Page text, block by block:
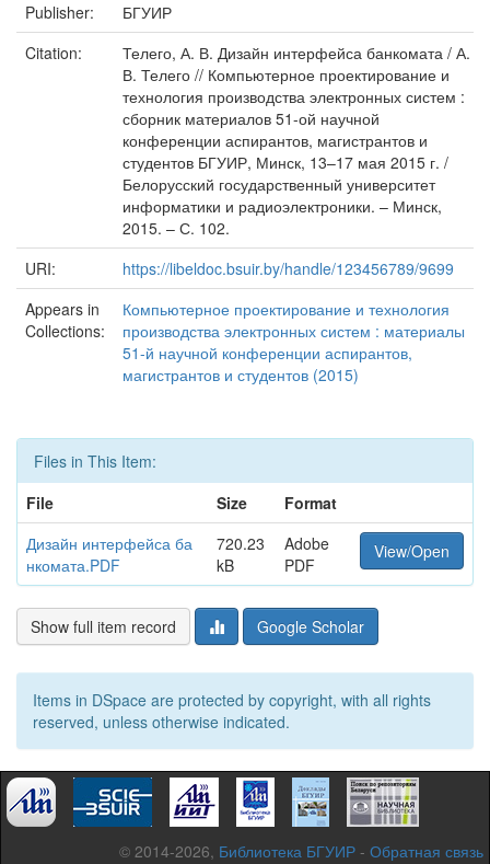
Publisher:
БГУИР
Citation:
Телего, А. В. Дизайн интерфейса банкомата / А.
В. Телего // Компьютерное проектирование и
технология производства электронных систем :
сборник материалов 51-ой научной
конференции аспирантов, магистрантов и
студентов БГУИР, Минск, 13–17 мая 2015 г. /
Белорусский государственный университет
информатики и радиоэлектроники. – Минск,
2015. – С. 102.
URI:
https://libeldoc.bsuir.by/handle/123456789/9699
Appears in
Collections:
Компьютерное проектирование и технология
производства электронных систем : материалы
51-й научной конференции аспирантов,
магистрантов и студентов (2015)
Files in This Item:
File
Size
Format
Дизайн интерфейса ба
нкомата.PDF
720.23
kB
Adobe
PDF
View/Open
Show full item record Google Scholar
Items in DSpace are protected by copyright, with all rights
reserved, unless otherwise indicated.
© 2014-2026, Библиотека БГУИР - Обратная связь